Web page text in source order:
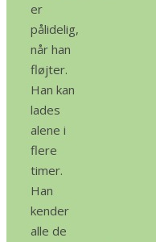
er
pålidelig,
når han
fløjter.
Han kan
lades
alene i
flere
timer.
Han
kender
alle de